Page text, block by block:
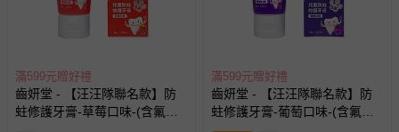
滿599元贈好禮
齒妍堂 - 【汪汪隊聯名款】防
蛀修護牙膏-草莓口味-(含氟，
滿599元贈好禮
齒妍堂 - 【汪汪隊聯名款】防
蛀修護牙膏-葡萄口味-(含氟，